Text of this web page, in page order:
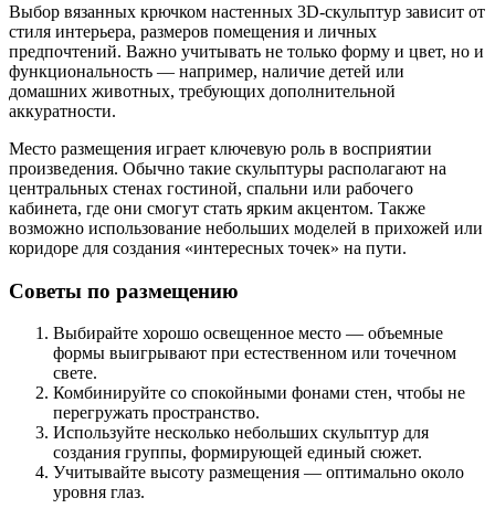
Выбор вязанных крючком настенных 3D-скульптур зависит от
стиля интерьера, размеров помещения и личных
предпочтений. Важно учитывать не только форму и цвет, но и
функциональность — например, наличие детей или
домашних животных, требующих дополнительной
аккуратности.
Место размещения играет ключевую роль в восприятии
произведения. Обычно такие скульптуры располагают на
центральных стенах гостиной, спальни или рабочего
кабинета, где они смогут стать ярким акцентом. Также
возможно использование небольших моделей в прихожей или
коридоре для создания «интересных точек» на пути.
Советы по размещению
Выбирайте хорошо освещенное место — объемные
формы выигрывают при естественном или точечном
свете.
Комбинируйте со спокойными фонами стен, чтобы не
перегружать пространство.
Используйте несколько небольших скульптур для
создания группы, формирующей единый сюжет.
Учитывайте высоту размещения — оптимально около
уровня глаз.